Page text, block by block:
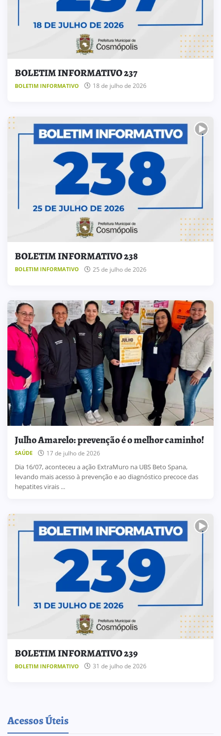
BOLETIM INFORMATIVO 237
BOLETIM INFORMATIVO 18 de julho de 2026
BOLETIM INFORMATIVO 238
BOLETIM INFORMATIVO 25 de julho de 2026
Julho Amarelo: prevenção é o melhor caminho!
SAÚDE 17 de julho de 2026
Dia 16/07, aconteceu a ação ExtraMuro na UBS Beto Spana,
levando mais acesso à prevenção e ao diagnóstico precoce das
hepatites virais ...
BOLETIM INFORMATIVO 239
BOLETIM INFORMATIVO 31 de julho de 2026
Acessos Úteis